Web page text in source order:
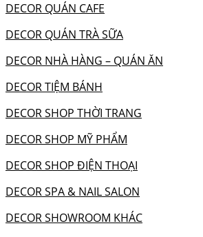
DECOR QUÁN CAFE
DECOR QUÁN TRÀ SỮA
DECOR NHÀ HÀNG – QUÁN ĂN
DECOR TIỆM BÁNH
DECOR SHOP THỜI TRANG
DECOR SHOP MỸ PHẨM
DECOR SHOP ĐIỆN THOẠI
DECOR SPA & NAIL SALON
DECOR SHOWROOM KHÁC